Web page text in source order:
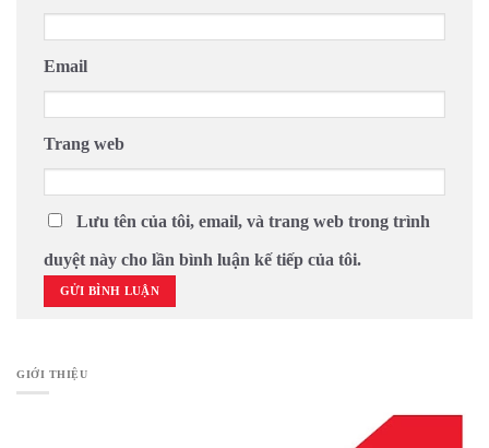
Email
Trang web
Lưu tên của tôi, email, và trang web trong trình
duyệt này cho lần bình luận kế tiếp của tôi.
GIỚI THIỆU